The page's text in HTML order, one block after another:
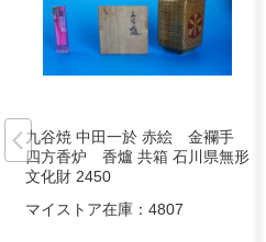
九谷焼 中田一於 赤絵 金襴手
四方香炉 香爐 共箱 石川県無形
文化財 2450
マイストア在庫： 4807